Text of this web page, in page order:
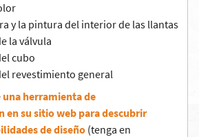
y la pintura del interior de las llantas
la válvula
cubo
revestimiento general
una herramienta de
en su sitio web para descubrir
de diseño (tenga en